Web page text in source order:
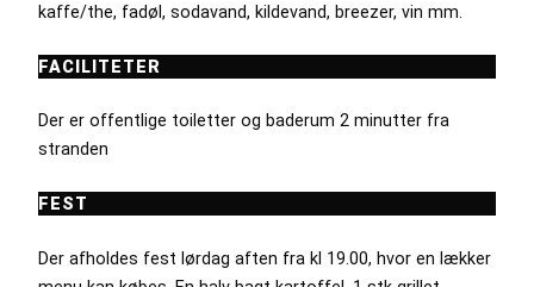
kaffe/the, fadøl, sodavand, kildevand, breezer, vin mm.
FACILITETER
Der er offentlige toiletter og baderum 2 minutter fra
stranden
FEST
Der afholdes fest lørdag aften fra kl 19.00, hvor en lækker